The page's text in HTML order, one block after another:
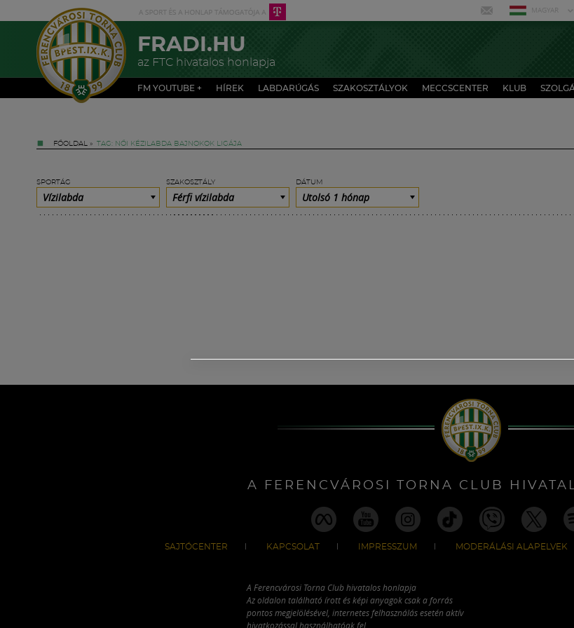
MAGYAR
FRADI.HU
az FTC hivatalos honlapja
FM YOUTUBE + HÍREK LABDARÚGÁS SZAKOSZTÁLYOK MECCSCENTER KLUB
FŐOLDAL » TAG: NŐI KÉZILABDA BAJNOKOK LIGÁJA
SPORTÁG
Vízilabda
SZAKOSZTÁLY
Férfi vízilabda
DÁTUM
Utolsó 1 hónap
A FERENCVÁROSI TORNA CLUB
SAJTÓCENTER KAPCSOLAT IMPRESSZUM MODERÁLÁSI ALAPELVEK
A Ferencvárosi Torna Club hivatalos honlapja
Az oldalon található írott és képi anyagok csak a forrás
pontos megjelölésével, internetes felhasználás esetén aktív
hivatkozással használhatóak fel.